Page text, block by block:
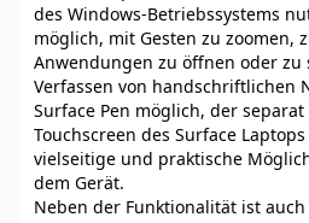
des Windows-Betriebssystems
möglich, mit Gesten zu zoomen,
Anwendungen zu öffnen oder zu
Verfassen von handschriftlichen
Surface Pen möglich, der
Touchscreen des Surface
vielseitige und praktische
dem Gerät.
Neben der Funktionalität ist